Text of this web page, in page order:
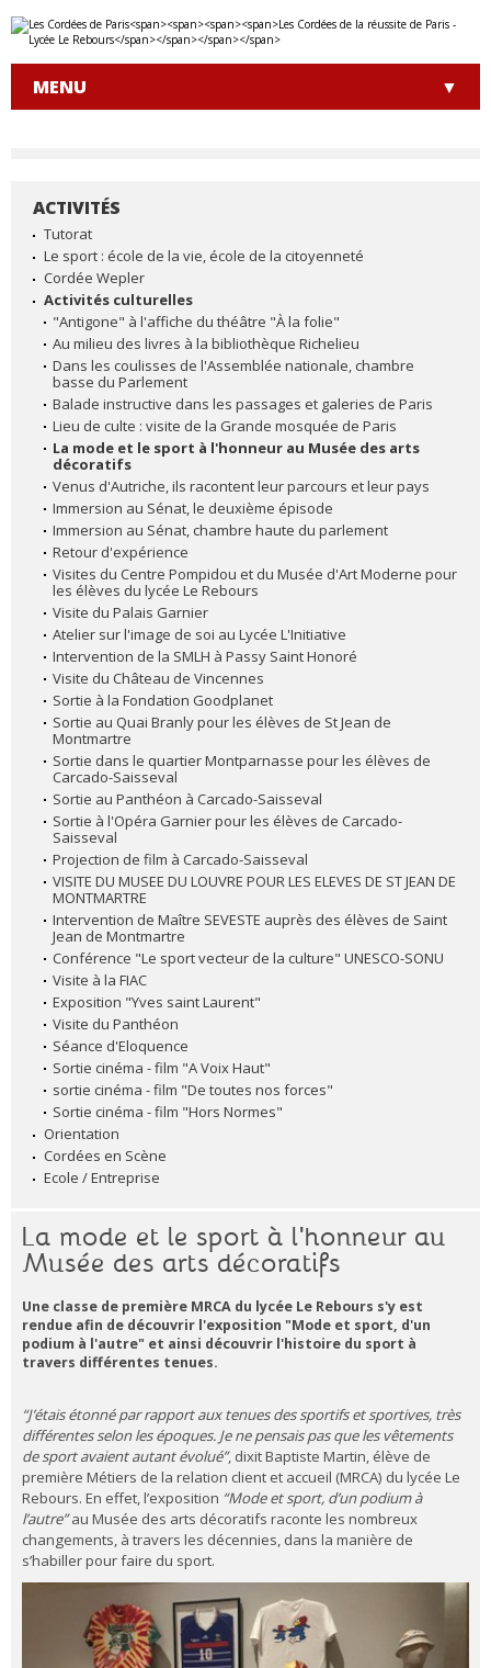
Aller
au
Outils
personnels
MENU
NAVIGATION
ACTIVITÉS
Tutorat
Le sport : école de la vie, école de la citoyenneté
Cordée Wepler
Activités culturelles
"Antigone" à l'affiche du théâtre "À la folie"
Au milieu des livres à la bibliothèque Richelieu
Dans les coulisses de l'Assemblée nationale, chambre
basse du Parlement
Balade instructive dans les passages et galeries de Paris
Lieu de culte : visite de la Grande mosquée de Paris
La mode et le sport à l'honneur au Musée des arts
décoratifs
Venus d'Autriche, ils racontent leur parcours et leur pays
Immersion au Sénat, le deuxième épisode
Immersion au Sénat, chambre haute du parlement
Retour d'expérience
Visites du Centre Pompidou et du Musée d'Art Moderne pour
les élèves du lycée Le Rebours
Visite du Palais Garnier
Atelier sur l'image de soi au Lycée L'Initiative
Intervention de la SMLH à Passy Saint Honoré
Visite du Château de Vincennes
Sortie à la Fondation Goodplanet
Sortie au Quai Branly pour les élèves de St Jean de
Montmartre
Sortie dans le quartier Montparnasse pour les élèves de
Carcado-Saisseval
Sortie au Panthéon à Carcado-Saisseval
Sortie à l'Opéra Garnier pour les élèves de Carcado-
Saisseval
Projection de film à Carcado-Saisseval
VISITE DU MUSEE DU LOUVRE POUR LES ELEVES DE ST JEAN DE
MONTMARTRE
Intervention de Maître SEVESTE auprès des élèves de Saint
Jean de Montmartre
Conférence "Le sport vecteur de la culture" UNESCO-SONU
Visite à la FIAC
Exposition "Yves saint Laurent"
Visite du Panthéon
Séance d'Eloquence
Sortie cinéma - film "A Voix Haut"
sortie cinéma - film "De toutes nos forces"
Sortie cinéma - film "Hors Normes"
Orientation
Cordées en Scène
Ecole / Entreprise
La mode et le sport à l'honneur au
Musée des arts décoratifs
Une classe de première MRCA du lycée Le Rebours s'y est
rendue afin de découvrir l'exposition "Mode et sport, d'un
podium à l'autre" et ainsi découvrir l'histoire du sport à
travers différentes tenues.
“J’étais étonné par rapport aux tenues des sportifs et sportives, très
différentes selon les époques. Je ne pensais pas que les vêtements
de sport avaient autant évolué”, dixit Baptiste Martin, élève de
première Métiers de la relation client et accueil (MRCA) du lycée Le
Rebours. En effet, l’exposition “Mode et sport, d’un podium à
l’autre”au Musée des arts décoratifs raconte les nombreux
changements, à travers les décennies, dans la manière de
s’habiller pour faire du sport.